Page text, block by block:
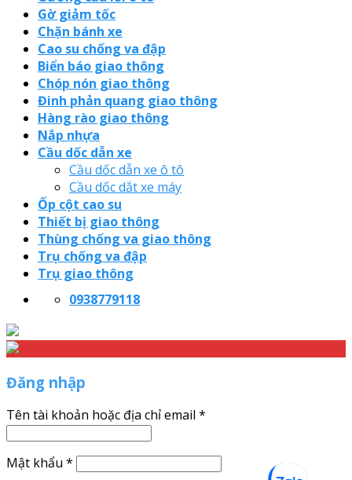
Gờ giảm tốc
Chặn bánh xe
Cao su chống va đập
Biển báo giao thông
Chóp nón giao thông
Đinh phản quang giao thông
Hàng rào giao thông
Nắp nhựa
Cầu dốc dẫn xe
Cầu dốc dẫn xe ô tô
Cầu dốc dắt xe máy
Ốp cột cao su
Thiết bị giao thông
Thùng chống va giao thông
Trụ chống va đập
Trụ giao thông
0938779118
Đăng nhập
Tên tài khoản hoặc địa chỉ email *
Mật khẩu *